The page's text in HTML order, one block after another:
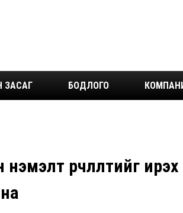
ЗАСАГ БОДЛОГО
өөрчлөлтийг ирэх